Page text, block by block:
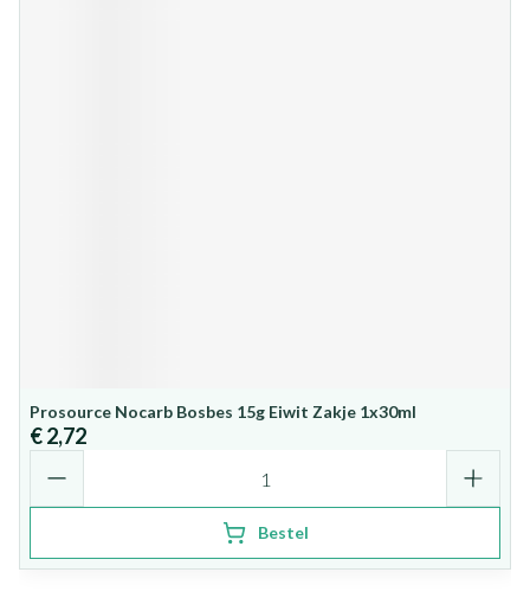
Prosource Nocarb Bosbes 15g Eiwit Zakje 1x30ml
€ 2,72
Bestel